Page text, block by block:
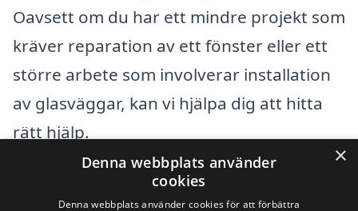
Oavsett om du har ett mindre projekt som
kräver reparation av ett fönster eller ett
större arbete som involverar installation
av glasväggar, kan vi hjälpa dig att hitta
rätt hjälp.
Förutom att söka efter glasmästare i
×
Denna webbplats använder
cookies
Denna webbplats använder cookies för att förbättra